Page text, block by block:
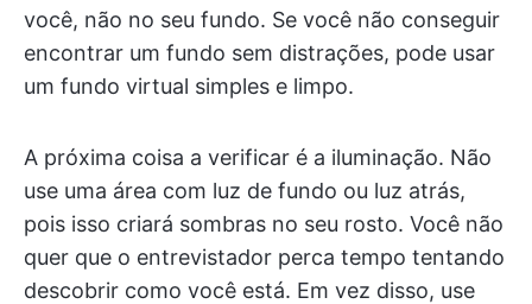
você, não no seu fundo. Se você não conseguir
encontrar um fundo sem distrações, pode usar
um fundo virtual simples e limpo.
A próxima coisa a verificar é a iluminação. Não
use uma área com luz de fundo ou luz atrás,
pois isso criará sombras no seu rosto. Você não
quer que o entrevistador perca tempo tentando
descobrir como você está. Em vez disso, use